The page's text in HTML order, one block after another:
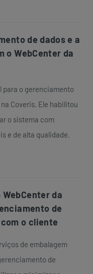
de dados e a
o WebCenter da
para o gerenciamento
Coveris. Ele habilitou
o sistema com
e de alta qualidade.
da
de
o cliente
de embalagem
de